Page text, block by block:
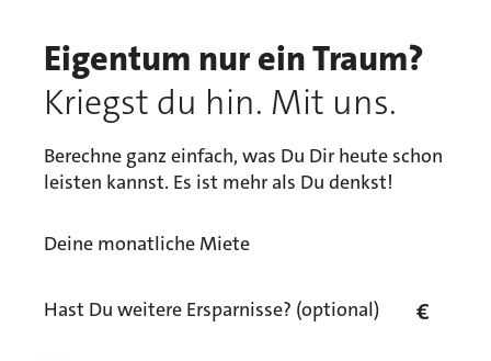
Eigentum nur ein Traum?
Kriegst du hin. Mit uns.
Berechne ganz einfach, was Du Dir heute schon
leisten kannst. Es ist mehr als Du denkst!
Deine monatliche Miete
€
Hast Du weitere Ersparnisse? (optional)